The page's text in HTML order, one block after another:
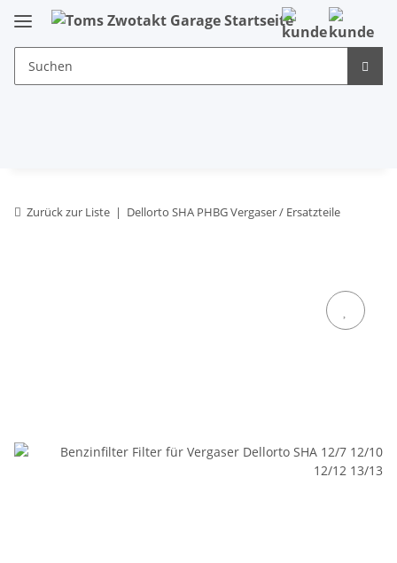
Zurück zur Liste Dellorto SHA PHBG Vergaser / Ersatzteile